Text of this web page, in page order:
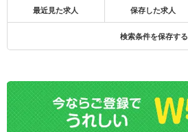
最近見た求人 保存した求人
検索条件を保存する